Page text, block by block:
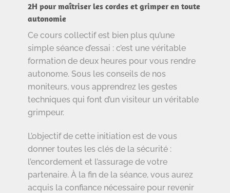
2H pour maîtriser les cordes et grimper en toute
autonomie
Ce cours collectif est bien plus qu’une
simple séance d’essai : c’est une véritable
formation de deux heures pour vous rendre
autonome. Sous les conseils de nos
moniteurs, vous apprendrez les gestes
techniques qui font d’un visiteur un véritable
grimpeur.
L’objectif de cette initiation est de vous
donner toutes les clés de la sécurité :
l’encordement et l’assurage de votre
partenaire. À la fin de la séance, vous aurez
acquis la confiance nécessaire pour revenir